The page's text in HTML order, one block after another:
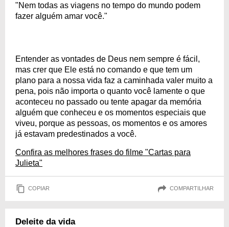
"Nem todas as viagens no tempo do mundo podem
fazer alguém amar você."
Entender as vontades de Deus nem sempre é fácil,
mas crer que Ele está no comando e que tem um
plano para a nossa vida faz a caminhada valer muito a
pena, pois não importa o quanto você lamente o que
aconteceu no passado ou tente apagar da memória
alguém que conheceu e os momentos especiais que
viveu, porque as pessoas, os momentos e os amores
já estavam predestinados a você.
Confira as melhores frases do filme "Cartas para
Julieta"
COPIAR COMPARTILHAR
Deleite da vida